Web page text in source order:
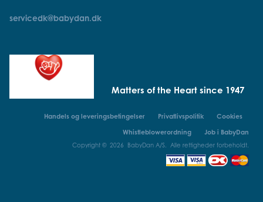
servicedk@babydan.dk
Matters of the Heart since 1947
Handels og leveringsbetingelser Privatlivspolitik
Cookies
Whistleblowerordning
Job i BabyDan
Copyright © 2026 BabyDan A/S. Alle rettigheder forbeholdt.